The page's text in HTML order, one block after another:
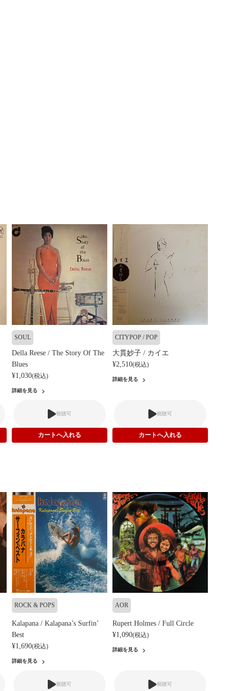
SOUL
Della Reese / The Story Of The
Blues
¥1,030(税込)
詳細を見る
視聴可
CITYPOP / POP
大貫妙子 / カイエ
¥2,510(税込)
詳細を見る
視聴可
ROCK & POPS
Kalapana / Kalapana’s Surfin’
Best
¥1,690(税込)
詳細を見る
視聴可
AOR
Rupert Holmes / Full Circle
¥1,090(税込)
詳細を見る
視聴可